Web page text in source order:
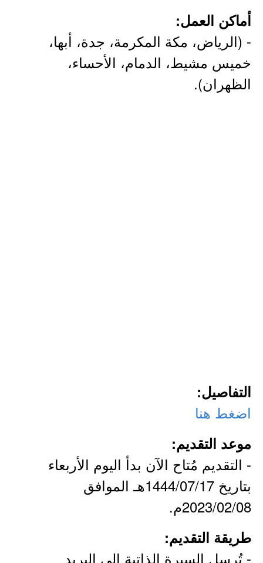
أماكن العمل:
- (الرياض، مكة المكرمة، جدة، أبها،
خميس مشيط، الدمام، الأحساء،
الظهران).
التفاصيل:
اضغط هنا
موعد التقديم:
- التقديم مُتاح الآن بدأ اليوم الأربعاء
بتاريخ 1444/07/17هـ الموافق
2023/02/08م.
طريقة التقديم:
- تُرسل السيرة الذاتية إلى البريد